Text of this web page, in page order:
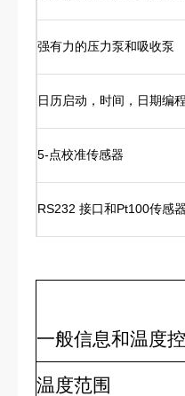
强有力的压力泵和吸收泵
日历启动，时间，日期编
5-点校准传感器
RS232 接口和Pt100传感器
一般信息和温度
温度范围